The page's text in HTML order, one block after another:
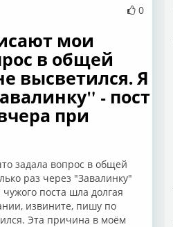
0
мои
в общей
высветился. Я
- пост
при
задала вопрос в общей
раз через "Завалинку"
поста шла долгая
извините, пишу по
Эта причина в моём